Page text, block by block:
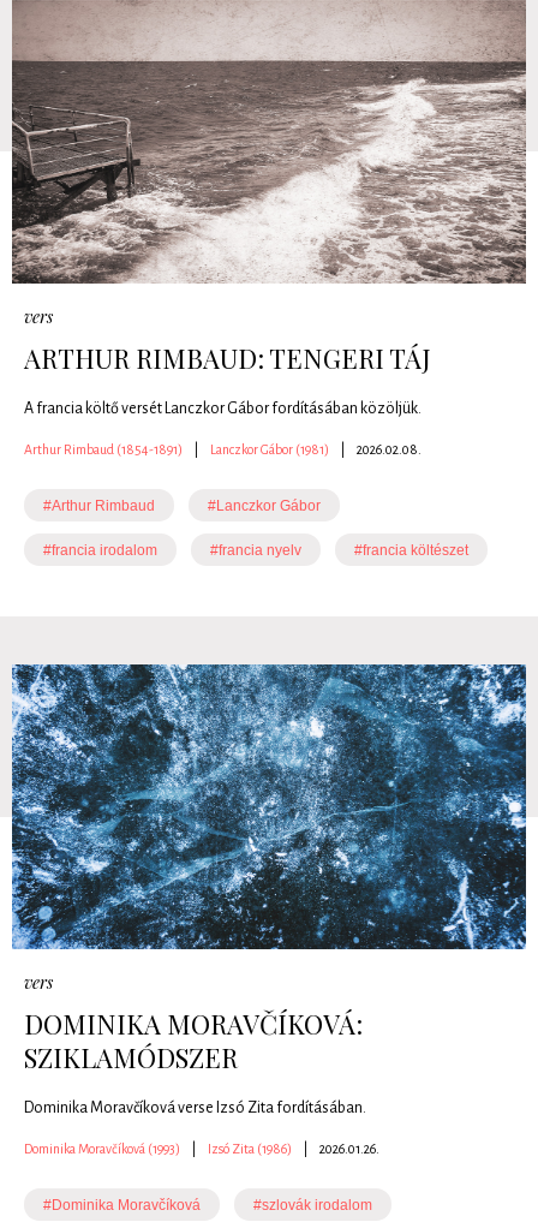
vers
ARTHUR RIMBAUD: TENGERI TÁJ
A francia költő versét Lanczkor Gábor fordításában közöljük.
Arthur Rimbaud (1854-1891) Lanczkor Gábor (1981) 2026.02.08.
#Arthur Rimbaud #Lanczkor Gábor
#francia irodalom #francia nyelv #francia költészet
vers
DOMINIKA MORAVČÍKOVÁ:
SZIKLAMÓDSZER
Dominika Moravčíková verse Izsó Zita fordításában.
Dominika Moravčíková (1993) Izsó Zita (1986) 2026.01.26.
#Dominika Moravčíková #szlovák irodalom